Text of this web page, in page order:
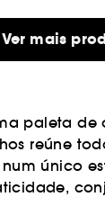
Ver mais
paleta de
reúne
único